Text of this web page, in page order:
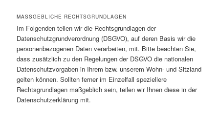
MASSGEBLICHE RECHTSGRUNDLAGEN
Im Folgenden teilen wir die Rechtsgrundlagen der
Datenschutzgrundverordnung (DSGVO), auf deren Basis wir die
personenbezogenen Daten verarbeiten, mit. Bitte beachten Sie,
dass zusätzlich zu den Regelungen der DSGVO die nationalen
Datenschutzvorgaben in Ihrem bzw. unserem Wohn- und Sitzland
gelten können. Sollten ferner im Einzelfall speziellere
Rechtsgrundlagen maßgeblich sein, teilen wir Ihnen diese in der
Datenschutzerklärung mit.